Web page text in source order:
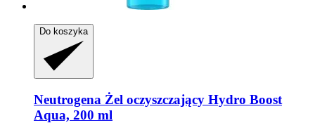
Do koszyka
Neutrogena Żel oczyszczający Hydro Boost
Aqua, 200 ml